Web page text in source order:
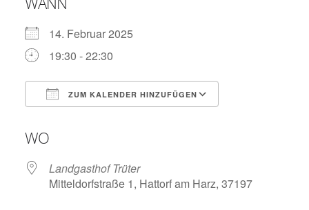
14. Februar 2025
19:30 - 22:30
ZUM KALENDER HINZUFÜGEN
WO
Landgasthof Trüter
Mitteldorfstraße 1, Hattorf am Harz, 37197